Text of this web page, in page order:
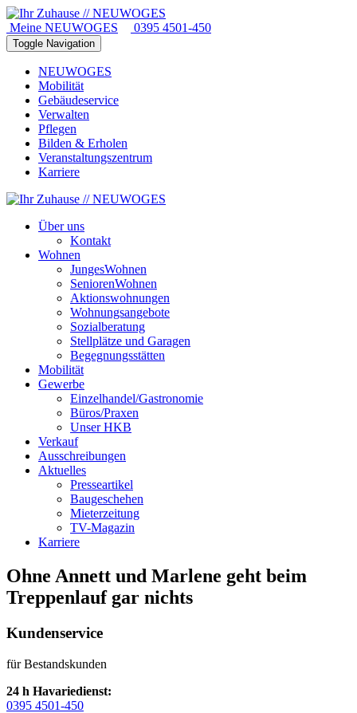
Meine NEUWOGES 0395 4501-450
Toggle Navigation
NEUWOGES
Mobilität
Gebäudeservice
Verwalten
Pflegen
Bilden & Erholen
Veranstaltungszentrum
Karriere
Über uns
Kontakt
Wohnen
JungesWohnen
SeniorenWohnen
Aktionswohnungen
Wohnungsangebote
Sozialberatung
Stellplätze und Garagen
Begegnungsstätten
Mobilität
Gewerbe
Einzelhandel/Gastronomie
Büros/Praxen
Unser HKB
Verkauf
Ausschreibungen
Aktuelles
Presseartikel
Baugeschehen
Mieterzeitung
TV-Magazin
Karriere
Ohne Annett und Marlene geht beim
Treppenlauf gar nichts
Kundenservice
für Bestandskunden
24 h Havariedienst:
0395 4501-450